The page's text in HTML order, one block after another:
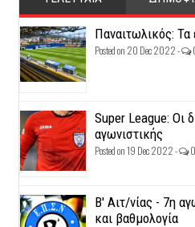
Παναιτωλικός:
Posted on 20 Dec 2022 -
Super League: Οι
αγωνιστικής
Posted on 19 Dec 2022 -
Β' Αιτ/νίας - 7η
και βαθμολογία